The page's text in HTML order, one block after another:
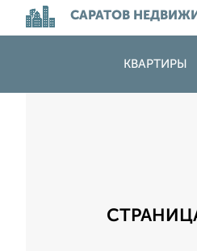
САРАТОВ
КВАРТИРЫ